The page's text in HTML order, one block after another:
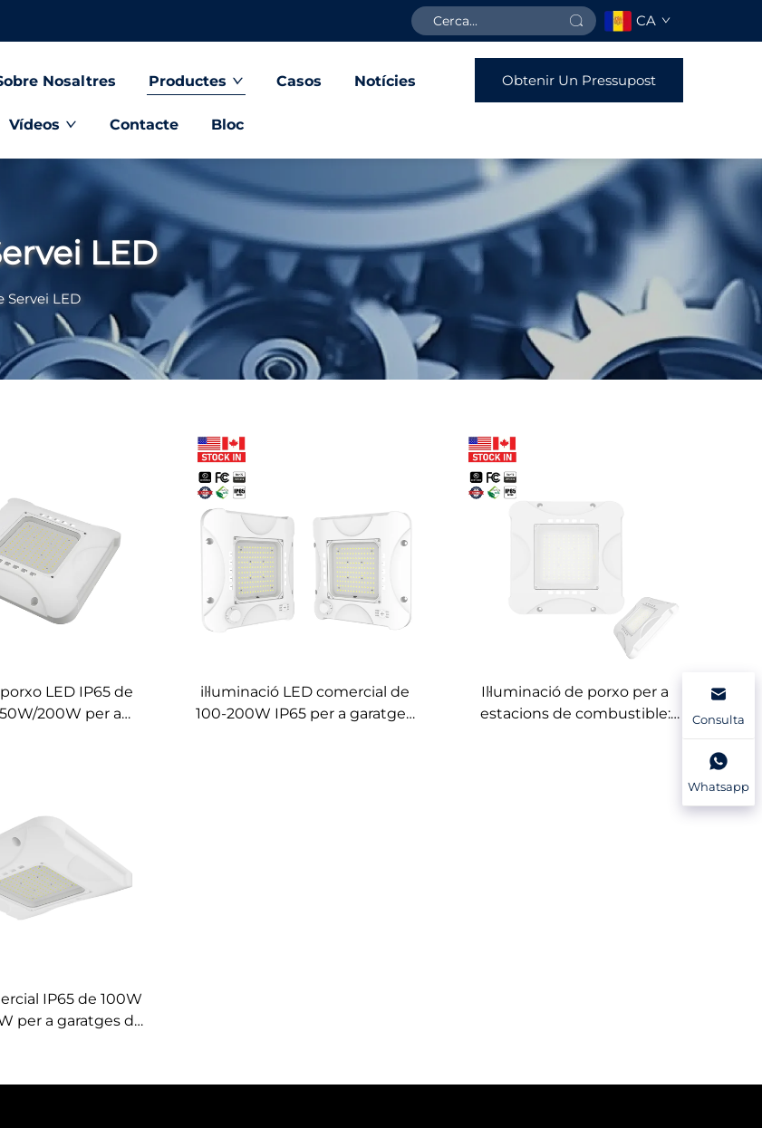
CA
Nosaltres Productes Casos Notícies
Vídeos Contacte Bloc
Obtenir Un Pressupost
LED
Servei LED
LED IP65 de
200W per a
de pàrquing
per a estacions de
il·luminació LED comercial de
100-200W IP65 per a garatges
Il·luminació de porxo per a
estacions de combustible:
IP65 de 100W
per a garatges de
Consulta
Whatsapp